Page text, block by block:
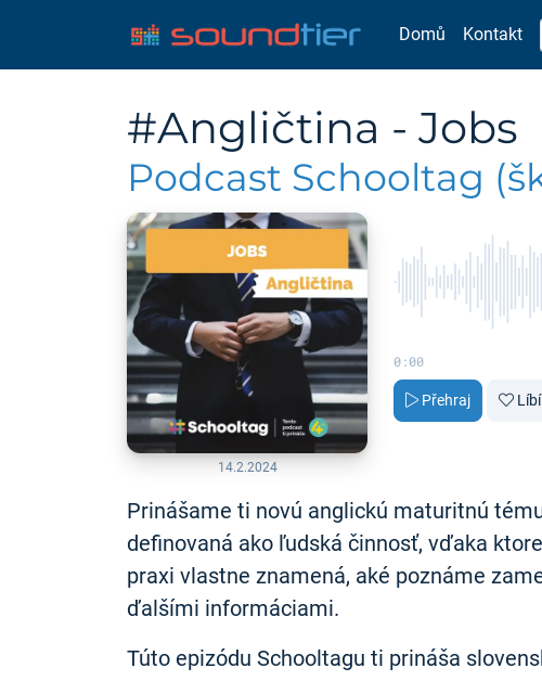
Domů Kontakt
#Angličtina - Jobs
Podcast Schooltag
14.2.2024
0:00
Přehraj
Prinášame ti novú anglickú maturitnú
definovaná ako ľudská činnosť, vďaka
praxi vlastne znamená, aké poznáme
ďalšími informáciami.
Túto epizódu Schooltagu ti prináša